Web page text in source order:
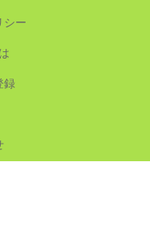
シー
録